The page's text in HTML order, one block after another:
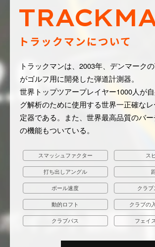
トラックマンについて
トラックマンは、2003年、デンマーク
がゴルフ用に開発した弾道計測器。
世界トップツアープレイヤー1000人が
グ解析のために使用する世界一正確な
定器である。また、世界最高品質のバ
の機能もついている。
スマッシュファクター ス
打ち出しアングル
ボール速度 クラブ
動的ロフト クラブの
クラブパス フェイ